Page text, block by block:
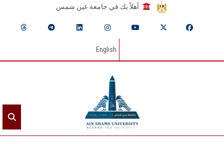
أهلاً بك في جامعة عين شمس
English